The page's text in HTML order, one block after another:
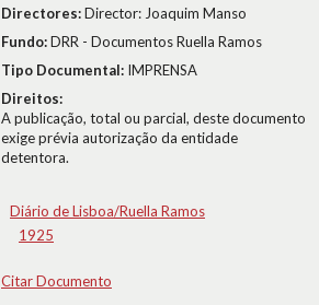
Directores:Director: Joaquim Manso
Fundo:DRR - Documentos Ruella Ramos
Tipo Documental: IMPRENSA
Direitos:
A publicação, total ou parcial, deste documento
exige prévia autorização da entidade
detentora.
Diário de Lisboa/Ruella Ramos
1925
Citar Documento